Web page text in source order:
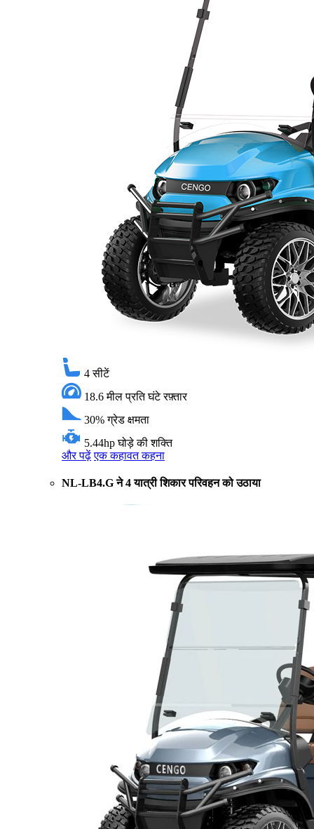
4 सीटें
18.6 मील प्रति घंटे रफ़्तार
30% ग्रेड क्षमता
5.44hp घोड़े की शक्ति
और पढ़ें एक कहावत कहना
NL-LB4.G ने 4 यात्री शिकार परिवहन को उठाया